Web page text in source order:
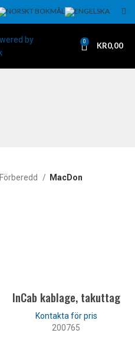
0 KR0,00
Förberedd
MacDon
InCab kablage, takuttag
200765